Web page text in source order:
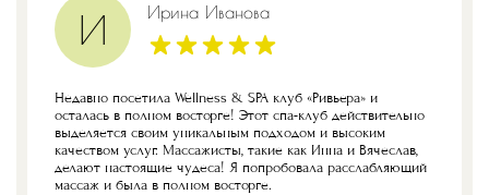
И Ирина Иванова
Недавно посетила Wellness & SPA клуб «Ривьера» и
осталась в полном восторге! Этот спа-клуб действительно
выделяется своим уникальным подходом и высоким
качеством услуг. Массажисты, такие как Инна и Вячеслав,
делают настоящие чудеса! Я попробовала расслабляющий
массаж и была в полном восторге.